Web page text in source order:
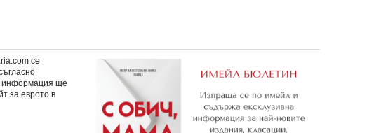
се
информация ще
за еврото в